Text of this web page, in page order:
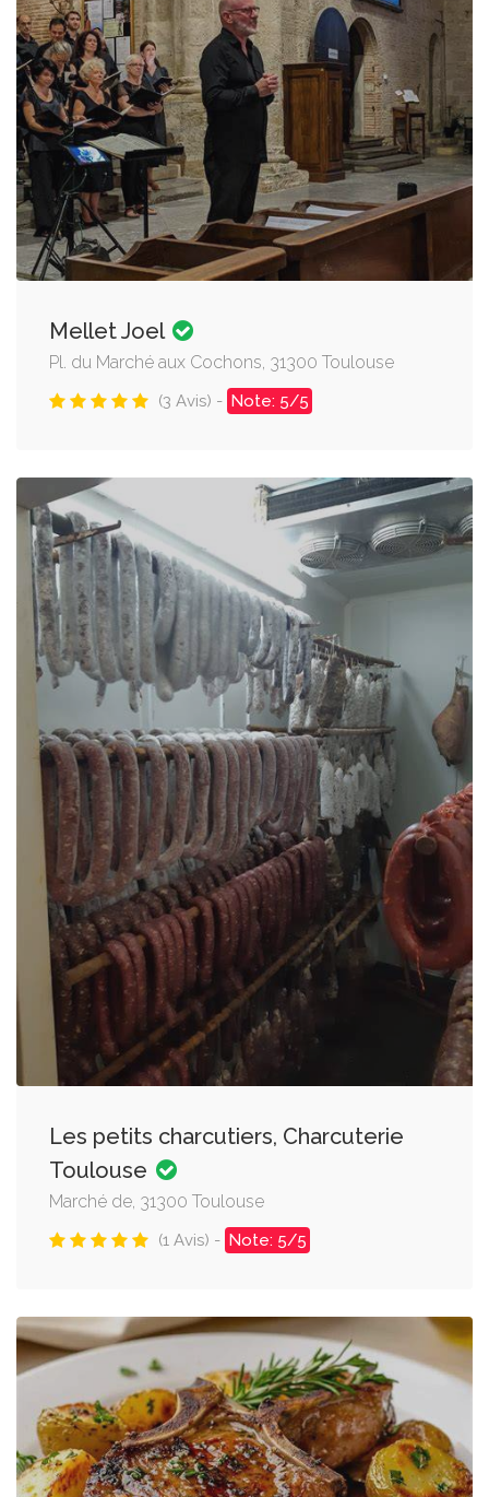
Mellet Joel
Pl. du Marché aux Cochons, 31300 Toulouse
(3 Avis) - Note: 5/5
Les petits charcutiers, Charcuterie
Toulouse
Marché de, 31300 Toulouse
(1 Avis) - Note: 5/5